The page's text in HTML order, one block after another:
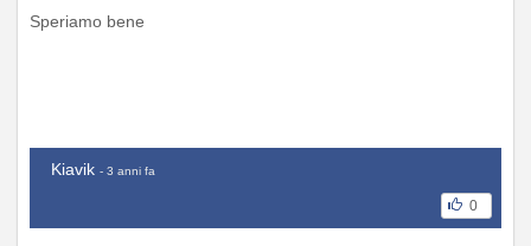
Speriamo bene
Kiavik - 3 anni fa
0